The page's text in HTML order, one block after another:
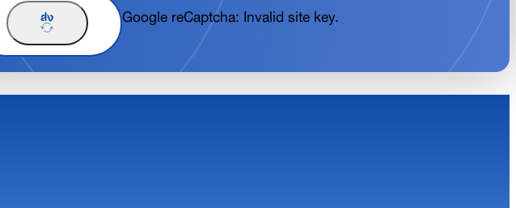
ส่ง Google reCaptcha: Invalid site key.